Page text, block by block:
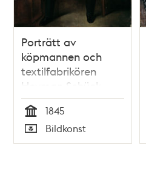
Porträtt av
köpmannen och
textilfabrikören
Heyman Schück
Tid
1845
Typ
Bildkonst